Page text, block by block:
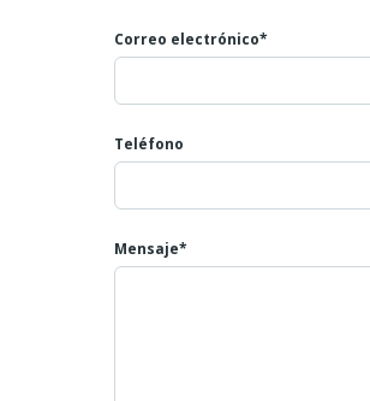
Cáceres.
Proximidad a Zonas de Interés:
kilómetros de maravillas como el
la Estación de Esquí La Covatilla
Por su amplitud, estado de
céntrica con vistas, este piso es una
no debe dejar pasar.
Correo electrónico*
Teléfono
Mensaje*